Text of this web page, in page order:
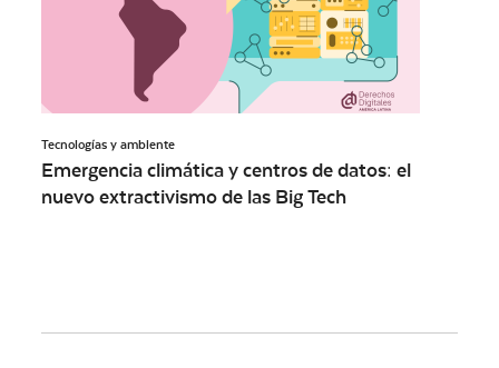
Tecnologías y ambiente
Emergencia climática y centros de datos: el
nuevo extractivismo de las Big Tech